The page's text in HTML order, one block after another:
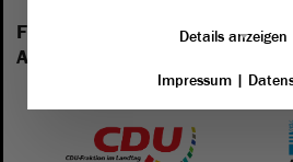
Folgende Fraktionen sind im
Anhalt vertreten:
Details anzeigen
Impressum|